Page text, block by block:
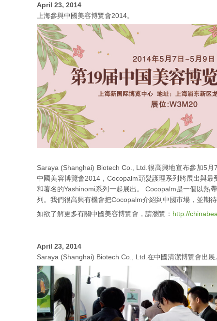
April 23, 2014
上海參與中國美容博覽會2014。
Saraya (Shanghai) Biotech Co., Ltd.很高興地宣布參加5
中國美容博覽會2014，Cocopalm頭髮護理系列將展出與
和著名的Yashinomi系列一起展出。 Cocopalm是一個以熱
列。我們很高興有機會把Cocopalm介紹到中國市場，並期
如欲了解更多有關中國美容博覽會，請瀏覽： http://
April 23, 2014
Saraya (Shanghai) Biotech Co., Ltd.在中國清潔博覽會出展